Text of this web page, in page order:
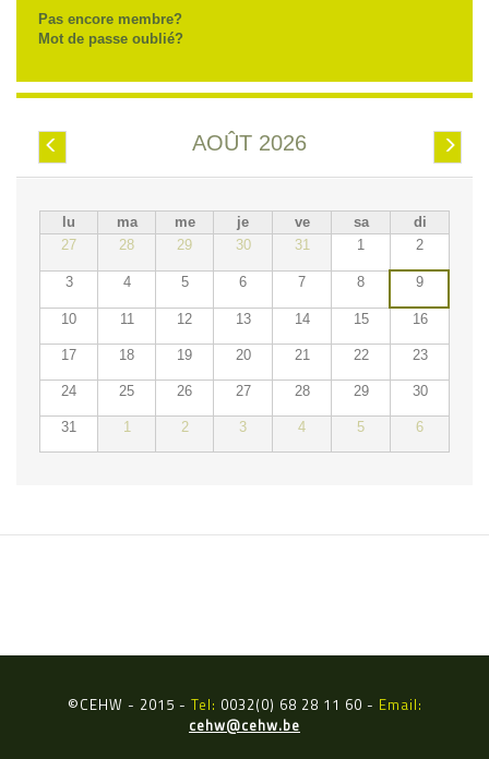
Pas encore membre?
Mot de passe oublié?
Préc. Suiv.
AOÛT 2026
lu ma me je ve sa
di
27
28 29 30 31 1 2
3 4 5 6 7 8 9
10 11 12 13 14 15 16
17 18 19 20 21 22 23
24 25 26 27 28 29 30
31 1 2 3 4 5 6
©CEHW - 2015 - Tel: 0032(0) 68 28 11 60 - Email:
cehw@cehw.be